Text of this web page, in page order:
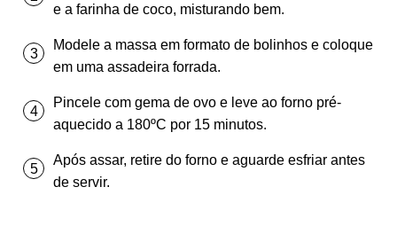
e a farinha de coco, misturando bem.
Modele a massa em formato de bolinhos e coloque
em uma assadeira forrada.
Pincele com gema de ovo e leve ao forno pré-
aquecido a 180ºC por 15 minutos.
Após assar, retire do forno e aguarde esfriar antes
de servir.